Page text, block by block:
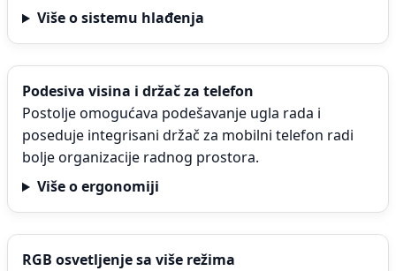
Više o sistemu hlađenja
Podesiva visina i držač za telefon
Postolje omogućava podešavanje ugla rada i
poseduje integrisani držač za mobilni telefon radi
bolje organizacije radnog prostora.
Više o ergonomiji
RGB osvetljenje sa više režima